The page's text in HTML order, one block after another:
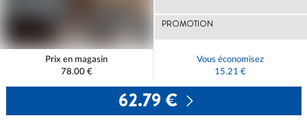
PROMOTION
Prix en magasin
78.00 €
Vous économisez
15.21 €
62.79 €